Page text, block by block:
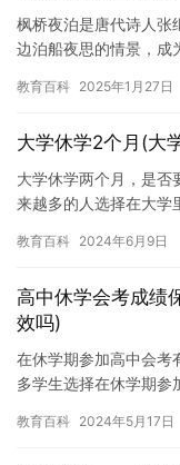
枫桥夜泊是唐代诗人张
边泊船夜思的情景，成
…
教育百科 2025年1月27日
大学休学2个月(大
大学休学两个月，是否
来越多的人选择在大学
际关…
教育百科 2024年6月9日
高中休学会考成绩
效吗)
在休学期参加高中会考
多学生选择在休学期参
和地…
教育百科 2024年5月17日